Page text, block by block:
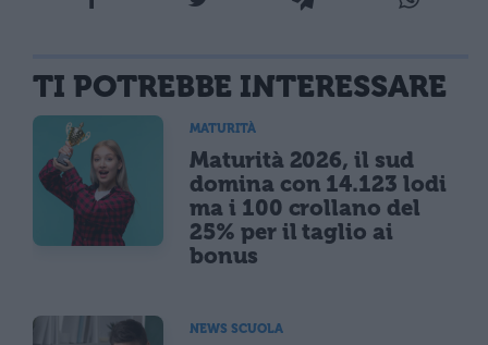
TI POTREBBE INTERESSARE
MATURITÀ
Maturità 2026, il sud
domina con 14.123 lodi
ma i 100 crollano del
25% per il taglio ai
bonus
NEWS SCUOLA